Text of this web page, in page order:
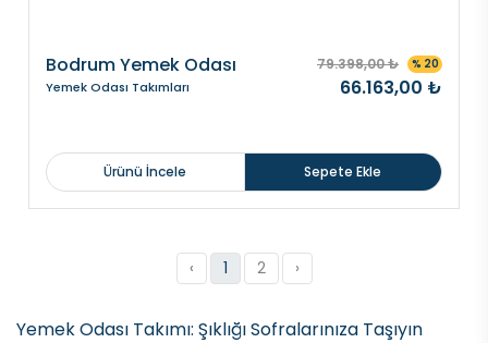
Bodrum Yemek Odası
Yemek Odası Takımları
79.398,00 ₺ % 20
66.163,00 ₺
Ürünü İncele Sepete Ekle
‹ 1 2 ›
Yemek Odası Takımı: Şıklığı Sofralarınıza Taşıyın